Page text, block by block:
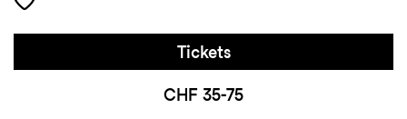
Tickets
CHF 35-75